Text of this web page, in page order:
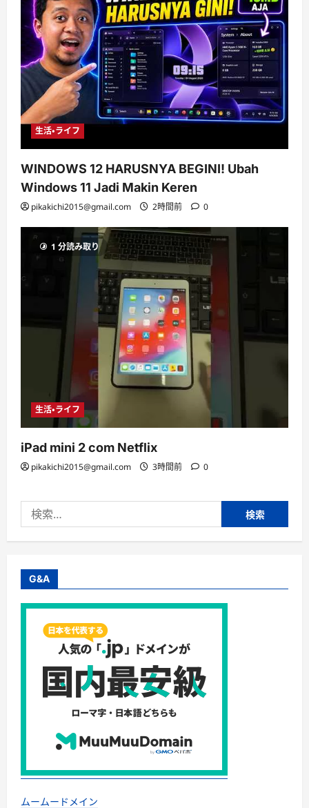
生活・ライフ
WINDOWS 12 HARUSNYA BEGINI! Ubah
Windows 11 Jadi Makin Keren
pikakichi2015@gmail.com 2時間前 0
1 分読み取り
生活・ライフ
iPad mini 2 com Netflix
pikakichi2015@gmail.com 3時間前 0
索:
G&A
ムームードメイン